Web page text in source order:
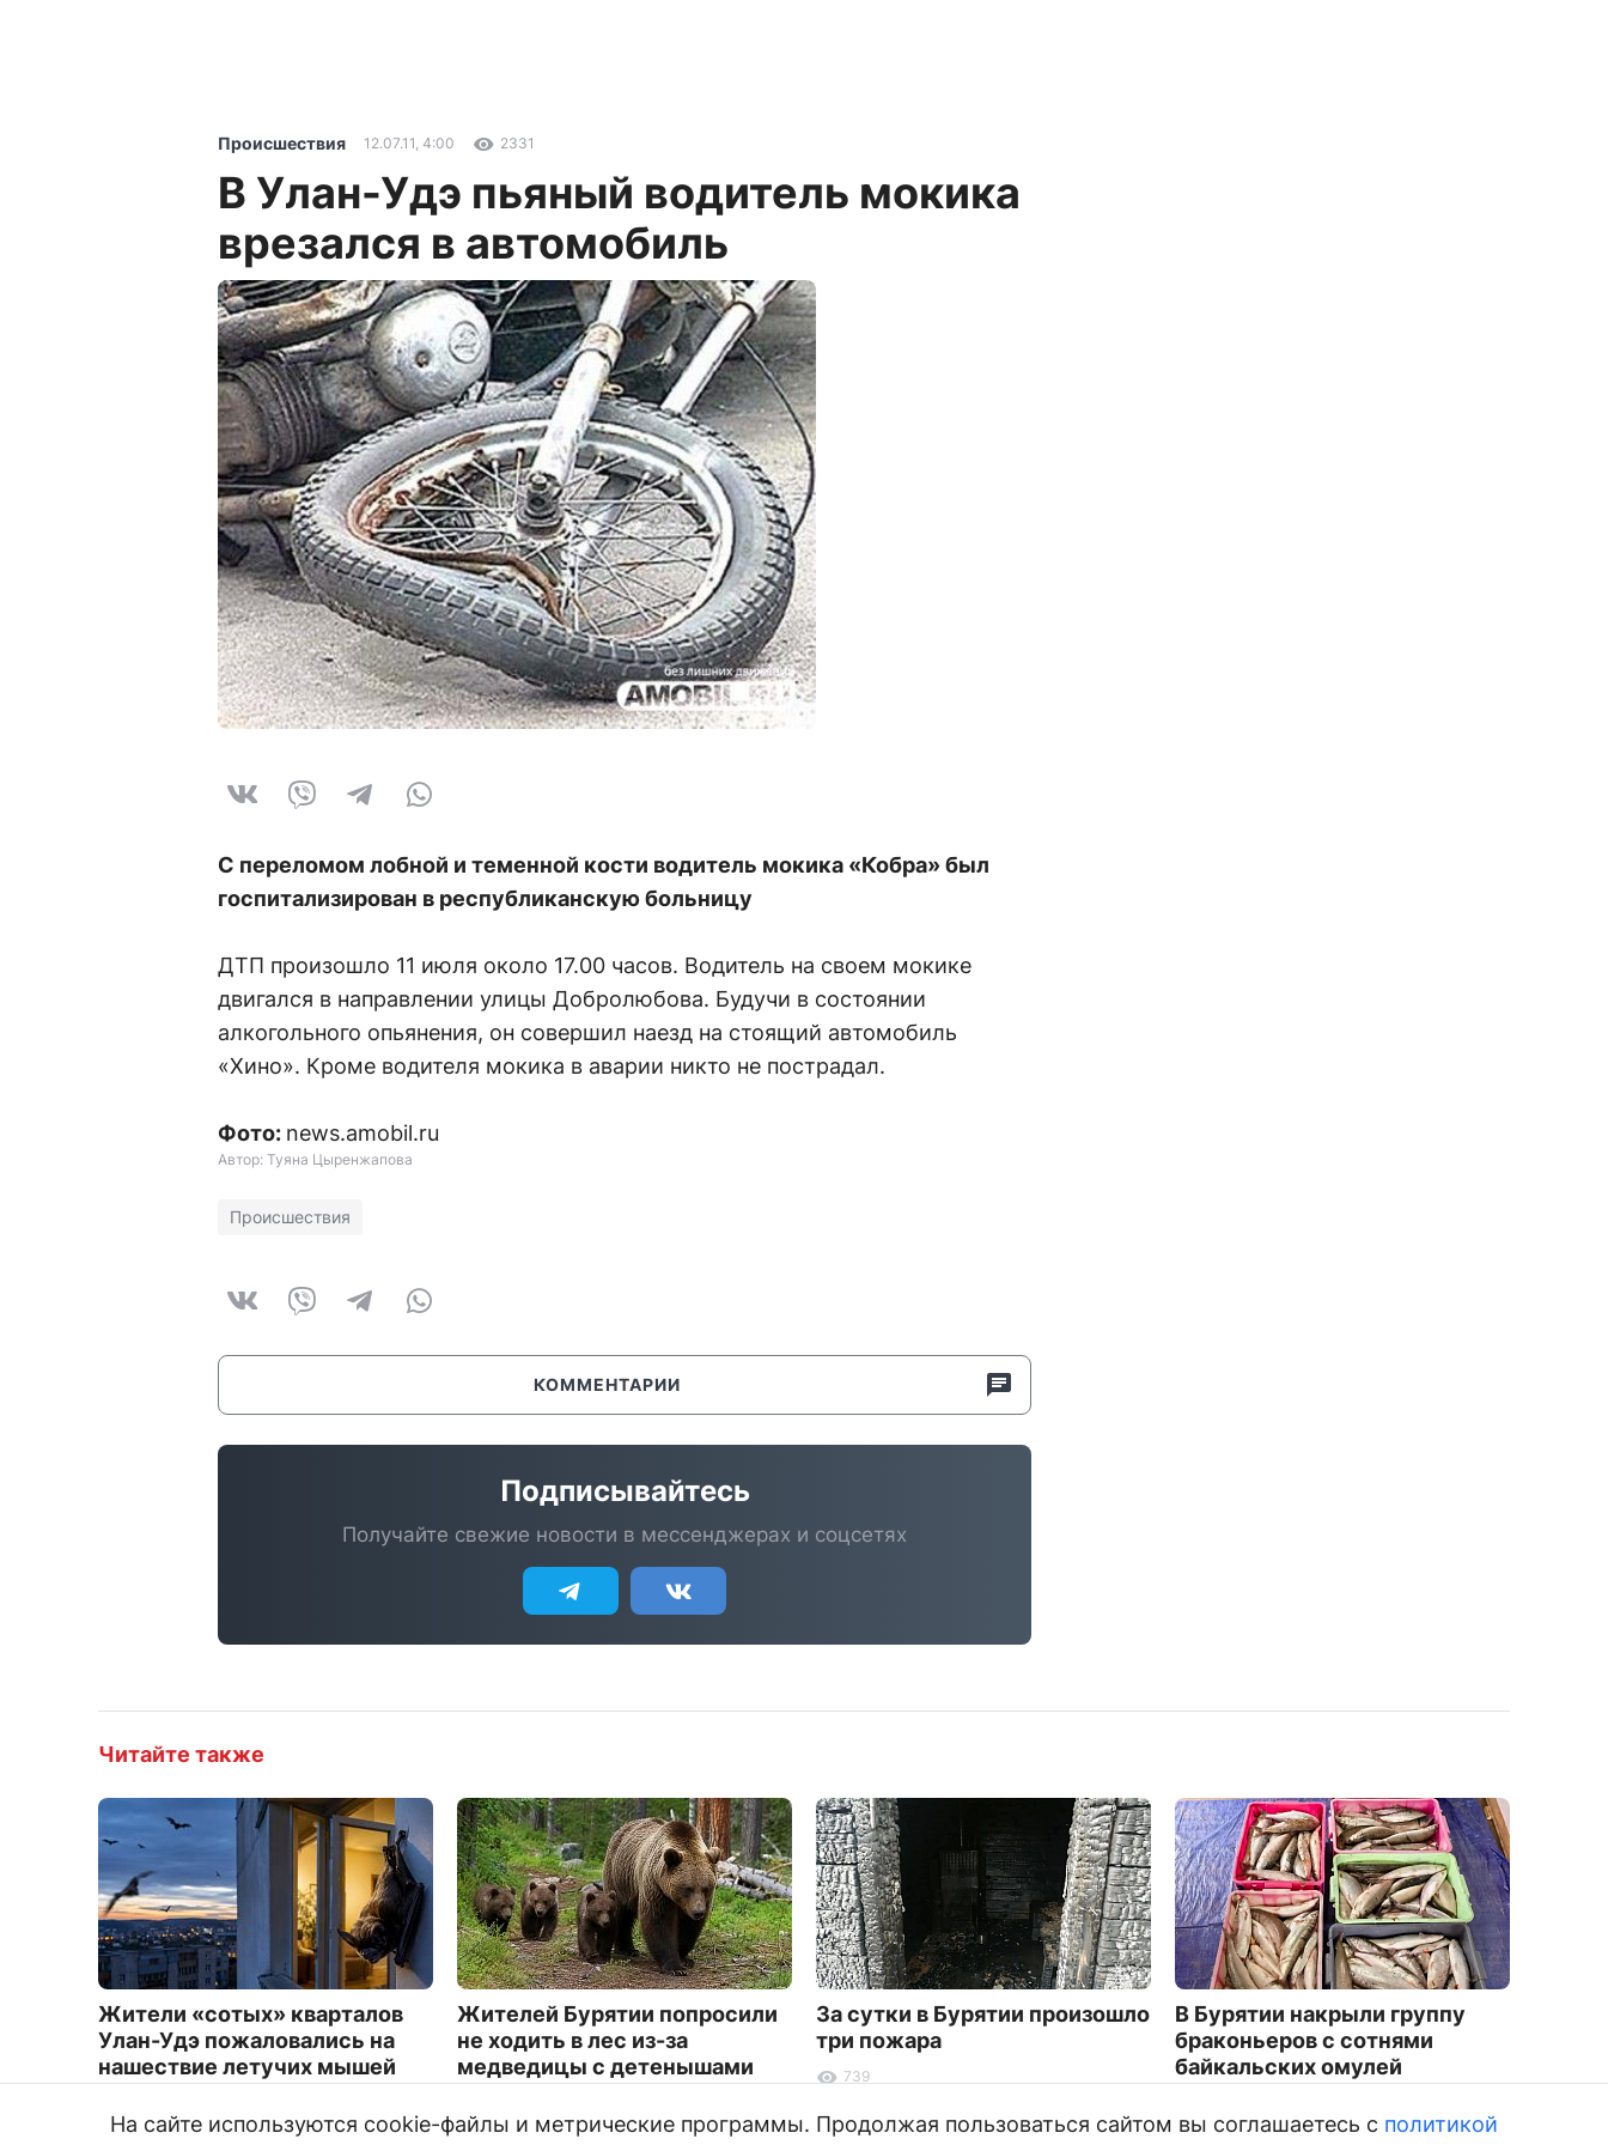
Происшествия 12.07.11, 4:00 2331
В Улан-Удэ пьяный водитель мокика
врезался в автомобиль
С переломом лобной и теменной кости водитель мокика «Кобра» был
госпитализирован в республиканскую больницу
ДТП произошло 11 июля около 17.00 часов. Водитель на своем мокике
двигался в направлении улицы Добролюбова. Будучи в состоянии
алкогольного опьянения, он совершил наезд на стоящий автомобиль
«Хино». Кроме водителя мокика в аварии никто не пострадал.
Фото: news.amobil.ru
Автор: Туяна Цыренжапова
Происшествия
КОММЕНТАРИИ
Подписывайтесь
Получайте свежие новости в мессенджерах и соцсетях
Читайте также
Жители «сотых» кварталов
Улан-Удэ пожаловались на
нашествие летучих мышей
Жителей Бурятии попросили
не ходить в лес из-за
медведицы с детенышами
За сутки в Бурятии произошло
три пожара
739
В Бурятии накрыли группу
браконьеров с сотнями
байкальских омулей
На сайте используются cookie-файлы и метрические программы. Продолжая пользоваться сайтом вы соглашаетесь с политикой